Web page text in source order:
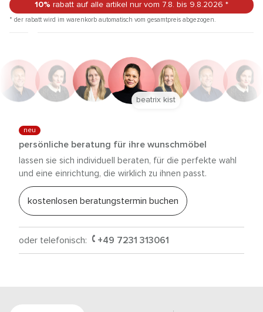
10% rabatt auf alle artikel nur vom 7.8. bis 9.8.2026 *
* der rabatt wird im warenkorb automatisch vom gesamtpreis abgezogen.
neu
persönliche beratung für ihre wunschmöbel
lassen sie sich individuell beraten, für die perfekte wahl
und eine einrichtung, die wirklich zu ihnen passt.
kostenlosen beratungstermin buchen
oder telefonisch: +49 7231 313061
beatrix kist